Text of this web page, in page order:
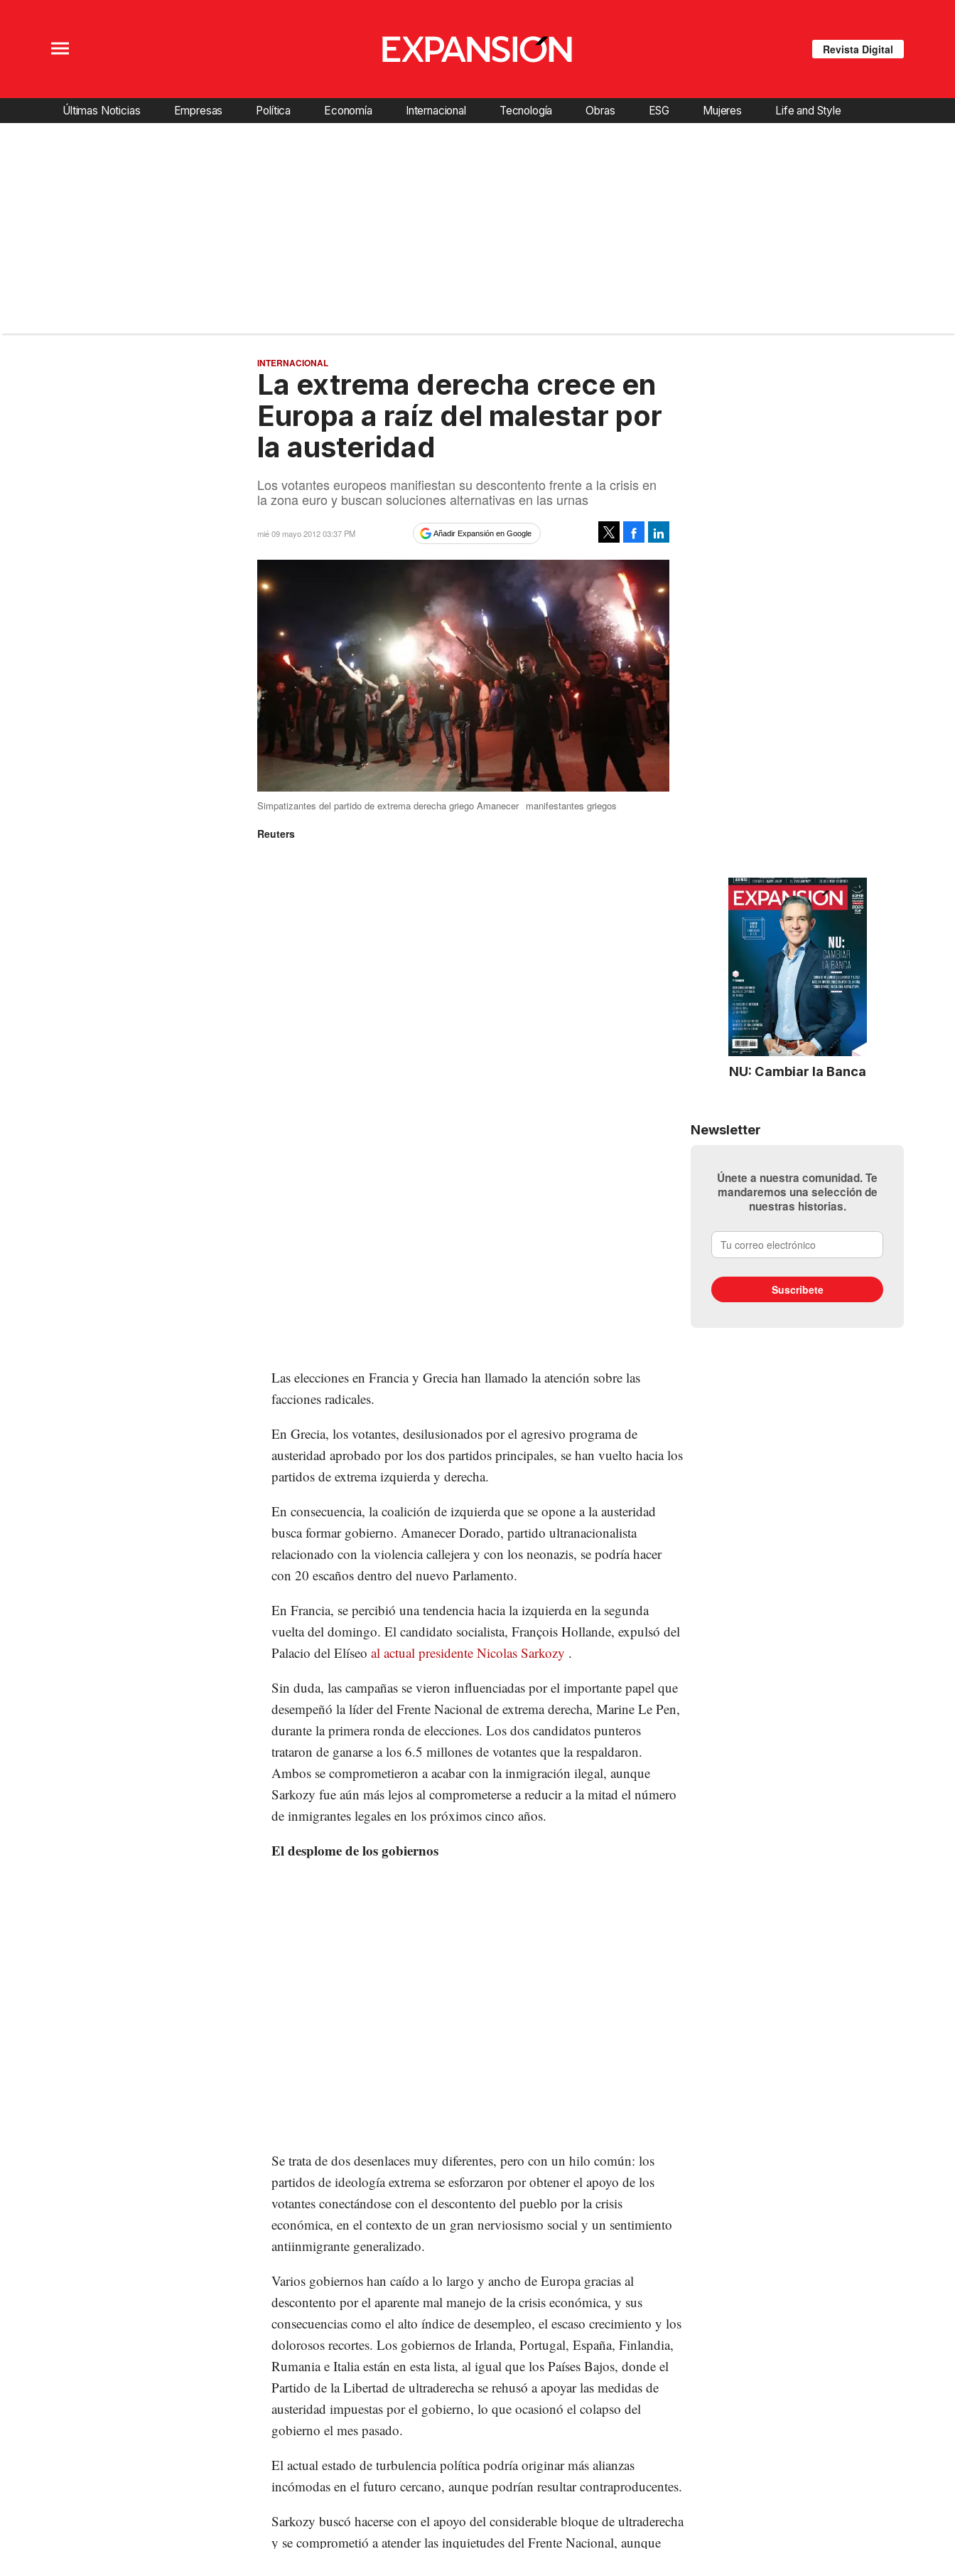
Revista Digital
Últimas Noticias Empresas Política Economía Internacional Tecnología Obras ESG Mujeres Life and Style
NU: Cambiar la Banca
Newsletter
Únete a nuestra comunidad. Te
mandaremos una selección de
nuestras historias.
INTERNACIONAL
La extrema derecha crece en
Europa a raíz del malestar por
la austeridad
Los votantes europeos manifiestan su descontento frente a la crisis en
la zona euro y buscan soluciones alternativas en las urnas
mié 09 mayo 2012 03:37 PM Añadir Expansión en Google Facebook
Simpatizantes del partido de extrema derecha griego Amanecer manifestantes griegos
Reuters
Las elecciones en Francia y Grecia han llamado la atención sobre las
facciones radicales.
En Grecia, los votantes, desilusionados por el agresivo programa de
austeridad aprobado por los dos partidos principales, se han vuelto hacia los
partidos de extrema izquierda y derecha.
En consecuencia, la coalición de izquierda que se opone a la austeridad
busca formar gobierno. Amanecer Dorado, partido ultranacionalista
relacionado con la violencia callejera y con los neonazis, se podría hacer
con 20 escaños dentro del nuevo Parlamento.
En Francia, se percibió una tendencia hacia la izquierda en la segunda
vuelta del domingo. El candidato socialista, François Hollande, expulsó del
Palacio del Elíseo al actual presidente Nicolas Sarkozy .
Sin duda, las campañas se vieron influenciadas por el importante papel que
desempeñó la líder del Frente Nacional de extrema derecha, Marine Le Pen,
durante la primera ronda de elecciones. Los dos candidatos punteros
trataron de ganarse a los 6.5 millones de votantes que la respaldaron.
Ambos se comprometieron a acabar con la inmigración ilegal, aunque
Sarkozy fue aún más lejos al comprometerse a reducir a la mitad el número
de inmigrantes legales en los próximos cinco años.
El desplome de los gobiernos
Se trata de dos desenlaces muy diferentes, pero con un hilo común: los
partidos de ideología extrema se esforzaron por obtener el apoyo de los
votantes conectándose con el descontento del pueblo por la crisis
económica, en el contexto de un gran nerviosismo social y un sentimiento
antiinmigrante generalizado.
Varios gobiernos han caído a lo largo y ancho de Europa gracias al
descontento por el aparente mal manejo de la crisis económica, y sus
consecuencias como el alto índice de desempleo, el escaso crecimiento y los
dolorosos recortes. Los gobiernos de Irlanda, Portugal, España, Finlandia,
Rumania e Italia están en esta lista, al igual que los Países Bajos, donde el
Partido de la Libertad de ultraderecha se rehusó a apoyar las medidas de
austeridad impuestas por el gobierno, lo que ocasionó el colapso del
gobierno el mes pasado.
El actual estado de turbulencia política podría originar más alianzas
incómodas en el futuro cercano, aunque podrían resultar contraproducentes.
Sarkozy buscó hacerse con el apoyo del considerable bloque de ultraderecha
y se comprometió a atender las inquietudes del Frente Nacional, aunque